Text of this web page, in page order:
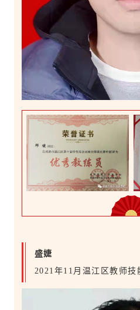
盛婕
2021年11月温江区教师技